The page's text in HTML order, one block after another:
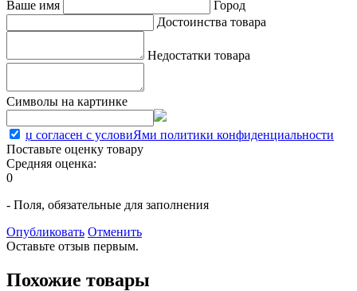
Ваше имя
Город
Достоинства товара
Недостатки товара
Символы на картинке
џ согласен с условиЯми политики конфиденциальности
Поставьте оценку товару
Средняя оценка:
0
- Поля, обязательные для заполнения
Опубликовать Отменить
Оставьте отзыв первым.
Похожие товары